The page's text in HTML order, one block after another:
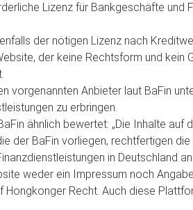
Lizenz für Bankgeschäfte und
der nötigen Lizenz nach
der keine Rechtsform und kein
vorgenannten Anbieter laut BaFin
zu erbringen.
ähnlich bewertet: „Die Inhalte
der BaFin vorliegen, rechtfertigen
in Deutschland
weder ein Impressum noch
Hongkonger Recht. Auch diese